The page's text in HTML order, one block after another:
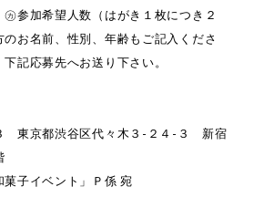
参加希望人数（はがき１枚につき２
お名前、性別、年齢もご記入くださ
記応募先へお送り下さい。
東京都渋谷区代々木３-２４-３ 新宿
子イベント」Ｐ係 宛